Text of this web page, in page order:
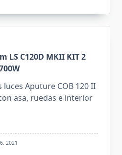
LS C120D MKII KIT 2
Aputure COB 120 II
asa, ruedas e interior
2021